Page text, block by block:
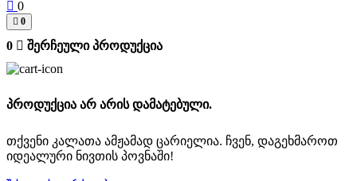
0
0
0 შერჩეული პროდუქცია
პროდუქცია არ არის დამატებული.
თქვენი კალათა ამჟამად ცარიელია. ჩვენ, დაგეხმაროთ
იდეალური ნივთის პოვნაში!